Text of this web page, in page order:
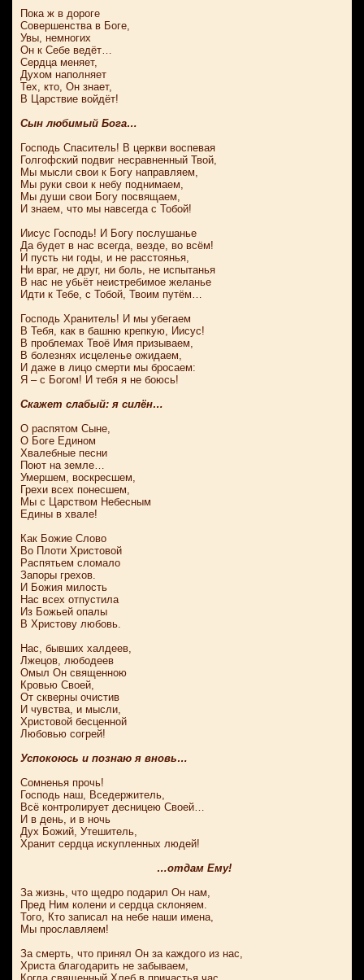
Пока ж в дороге
Совершенства в Боге,
Увы, немногих
Он к Себе ведёт…
Сердца меняет,
Духом наполняет
Тех, кто, Он знает,
В Царствие войдёт!
Сын любимый Бога…
Господь Спаситель! В церкви воспевая
Голгофский подвиг несравненный Твой,
Мы мысли свои к Богу направляем,
Мы руки свои к небу поднимаем,
Мы души свои Богу посвящаем,
И знаем, что мы навсегда с Тобой!
Иисус Господь! И Богу послушанье
Да будет в нас всегда, везде, во всём!
И пусть ни годы, и не расстоянья,
Ни враг, не друг, ни боль, не испытанья
В нас не убьёт неистребимое желанье
Идти к Тебе, с Тобой, Твоим путём…
Господь Хранитель! И мы убегаем
В Тебя, как в башню крепкую, Иисус!
В проблемах Твоё Имя призываем,
В болезнях исцеленье ожидаем,
И даже в лицо смерти мы бросаем:
Я – с Богом! И тебя я не боюсь!
Скажет слабый: я силён…
О распятом Сыне,
О Боге Едином
Хвалебные песни
Поют на земле…
Умершем, воскресшем,
Грехи всех понесшем,
Мы с Царством Небесным
Едины в хвале!
Как Божие Слово
Во Плоти Христовой
Распятьем сломало
Запоры грехов.
И Божия милость
Нас всех отпустила
Из Божьей опалы
В Христову любовь.
Нас, бывших халдеев,
Лжецов, любодеев
Омыл Он священною
Кровью Своей,
От скверны очистив
И чувства, и мысли,
Христовой бесценной
Любовью согрей!
Успокоюсь и познаю я вновь…
Сомненья прочь!
Господь наш, Вседержитель,
Всё контролирует десницею Своей…
И в день, и в ночь
Дух Божий, Утешитель,
Хранит сердца искупленных людей!
…отдам Ему!
За жизнь, что щедро подарил Он нам,
Пред Ним колени и сердца склоняем.
Того, Кто записал на небе наши имена,
Мы прославляем!
За смерть, что принял Он за каждого из нас,
Христа благодарить не забываем,